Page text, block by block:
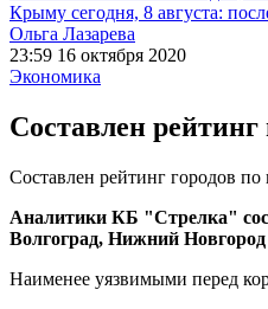
Крыму сегодня, 8 августа:
Ольга Лазарева
23:59 16 октября 2020
Экономика
Составлен
Составлен рейтинг городов
Аналитики КБ "Стрелка"
Волгоград, Нижний
Наименее уязвимыми перед